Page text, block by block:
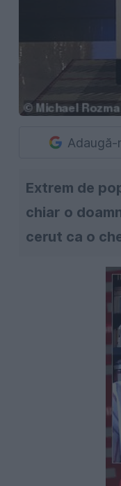
Adaugă-
Extrem de
chiar o
cerut ca o